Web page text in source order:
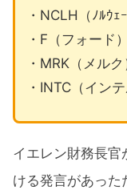
・NCLH（ﾉﾙｳ
・F（フォード
・MRK（メル
・INTC（イン
イエレン財務長
ける発言があった